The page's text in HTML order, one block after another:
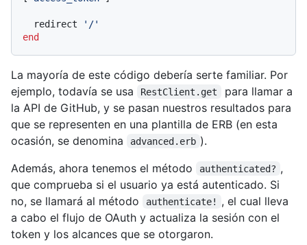
  redirect
'/'
end
La mayoría de este código debería serte familiar. Por
ejemplo, todavía se usa
RestClient.get
para llamar a
la API de GitHub, y se pasan nuestros resultados para
que se representen en una plantilla de ERB (en esta
ocasión, se denomina
advanced.erb ).
Además, ahora tenemos el método
authenticated? ,
que comprueba si el usuario ya está autenticado. Si
no, se llamará al método
authenticate!
, el cual lleva
a cabo el flujo de OAuth y actualiza la sesión con el
token y los alcances que se otorgaron.